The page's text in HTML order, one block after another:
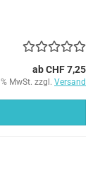
ab CHF 7,25
MwSt. zzgl. Versand